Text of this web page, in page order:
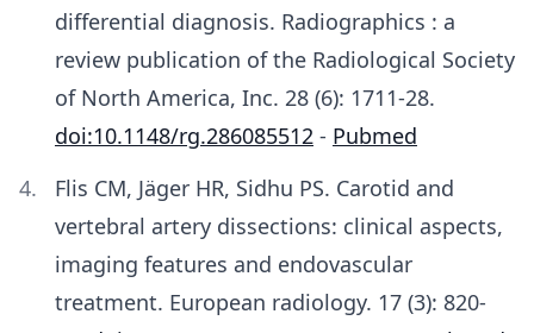
differential diagnosis. Radiographics : a
review publication of the Radiological Society
of North America, Inc. 28 (6): 1711-28.
doi:10.1148/rg.286085512 - Pubmed
Flis CM, Jäger HR, Sidhu PS. Carotid and
vertebral artery dissections: clinical aspects,
imaging features and endovascular
treatment. European radiology. 17 (3): 820-